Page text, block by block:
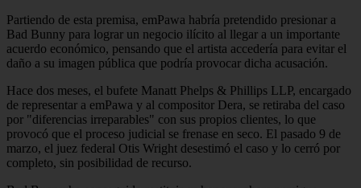
Partiendo de esta premisa, emPawa habría pretendido presionar a
Bad Bunny para lograr un negocio ilícito al llegar a un importante
acuerdo económico, pensando que el artista accedería para evitar el
daño a su imagen pública que podría provocar dicha acusación.
Hace dos meses, el bufete Manatt Phelps & Phillips LLP, encargado
de representar a emPawa y al compositor Dera, se retiraba del caso
por "diferencias irreparables" con sus propios clientes, lo que
provocó que el proceso judicial se frenase en seco. El pasado 9 de
marzo, el juez federal Otis Wright desestimó el caso y lo cerró por
completo, sin posibilidad de recurso.